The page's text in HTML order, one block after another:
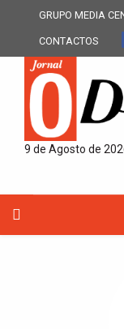
GRUPO MEDIA
CONTACTOS
9 de Agosto de